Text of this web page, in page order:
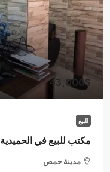
43,000$
للبيع
مكتب للبيع في
مدينة حمص